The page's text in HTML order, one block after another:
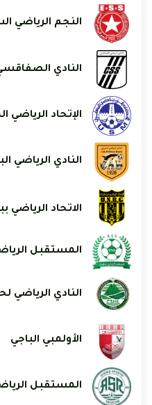
النجم الرياضي
النادي
الإتحاد الرياضي
النادي الرياضي
الاتحاد الرياضي
المستقبل
النادي الرياضي
الأولمبي الباجي
المستقبل